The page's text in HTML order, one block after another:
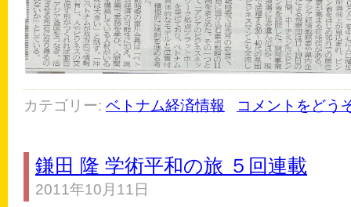
カテゴリー: ベトナム経済情報 コメントをどう
鎌田 隆 学術平和の旅 ５回連載
2011年10月11日